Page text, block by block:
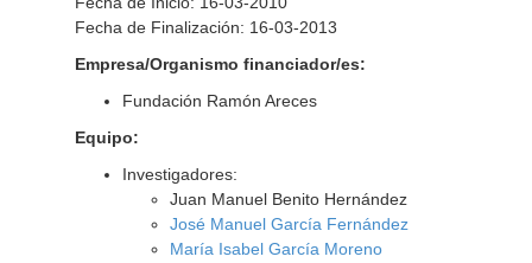
Fecha de Finalización: 16-03-2013
Empresa/Organismo financiador/es:
Fundación Ramón Areces
Equipo:
Investigadores:
Juan Manuel Benito Hernández
José Manuel García Fernández
María Isabel García Moreno